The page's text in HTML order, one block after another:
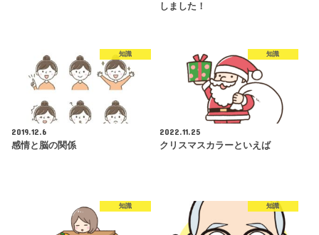
しました！
知識
2019.12.6
感情と脳の関係
知識
2022.11.25
クリスマスカラーといえば
知識 知識